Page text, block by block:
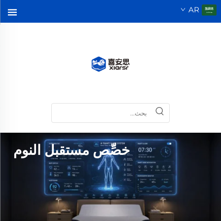
AR
مرتبة ذكية متكيفة للحياة الذكية